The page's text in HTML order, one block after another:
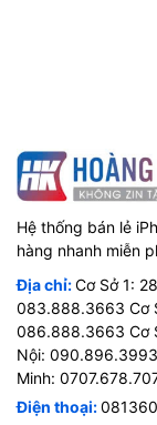
Hệ thống bán lẻ
hàng nhanh miễn
Địa chỉ:Cơ Sở 1:
083.888.3663 Cơ
086.888.3663 Cơ
Nội:
Minh:
Điện thoại: